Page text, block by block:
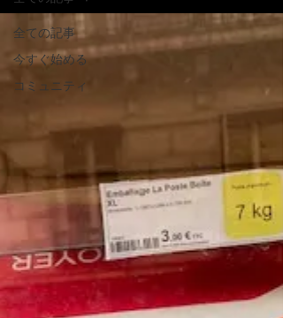
全ての記事
今すぐ始める
コミュニティ